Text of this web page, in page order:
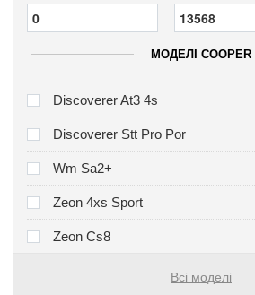
МОДЕЛІ COOPER
Discoverer At3 4s
Discoverer Stt Pro Por
Wm Sa2+
Zeon 4xs Sport
Zeon Cs8
Всі моделі